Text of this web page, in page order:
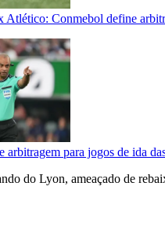
Atlético: Conmebol define
arbitragem para jogos de ida
do Lyon, ameaçado de